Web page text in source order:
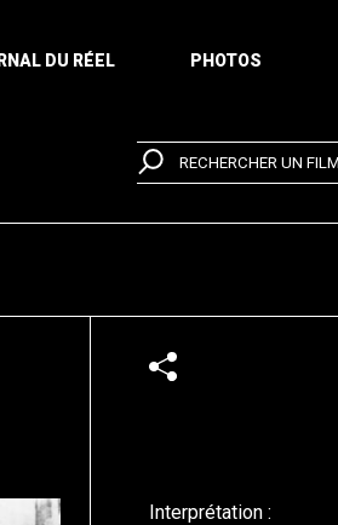
DU RÉEL PHOTOS
RECHERCHER UN
Interprétation :